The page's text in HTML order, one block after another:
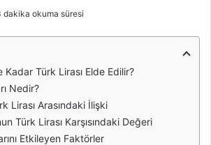
dakika okuma süresi
Türk Lirası Elde Edilir?
Nedir?
Lirası Arasındaki İlişki
Türk Lirası Karşısındaki Değeri
Etkileyen Faktörler